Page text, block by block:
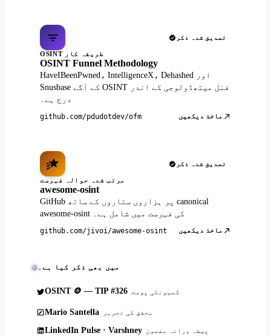
تصدیق شدہ ذکر
OSINT طریقہ کار
OSINT Funnel Methodology
HaveIBeenPwned، IntelligenceX، Dehashed اور
Snusbase کے آگے OSINT فنل میتھڈولوجی کے اندر
درج ہے۔
github.com/pdudotdev/ofm ماخذ دیکھیں
تصدیق شدہ ذکر
مرتب شدہ حوالہ فہرست
awesome-osint
GitHub پر ہزاروں ستاروں کے ساتھ canonical
awesome-osint کی فہرست میں شامل ہے۔
github.com/jivoi/awesome-osint ماخذ دیکھیں
میں بھی ذکر کیا ہے۔
OSINT 🪙 — TIP #326 کمیونٹی پوسٹ
Mario Santella محقق کی تحریر
LinkedIn Pulse · Varshney پیشہ ورانہ مضمون